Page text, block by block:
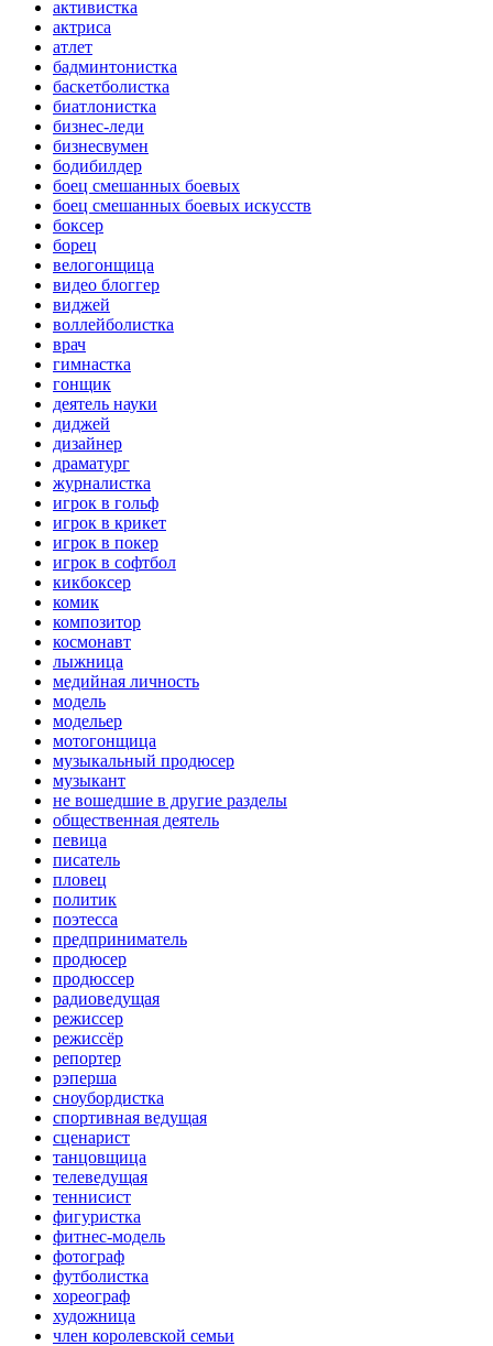
активистка
актриса
атлет
бадминтонистка
баскетболистка
биатлонистка
бизнес-леди
бизнесвумен
бодибилдер
боец смешанных боевых
боец смешанных боевых искусств
боксер
борец
велогонщица
видео блоггер
виджей
воллейболистка
врач
гимнастка
гонщик
деятель науки
диджей
дизайнер
драматург
журналистка
игрок в гольф
игрок в крикет
игрок в покер
игрок в софтбол
кикбоксер
комик
композитор
космонавт
лыжница
медийная личность
модель
модельер
мотогонщица
музыкальный продюсер
музыкант
не вошедшие в другие разделы
общественная деятель
певица
писатель
пловец
политик
поэтесса
предприниматель
продюсер
продюссер
радиоведущая
режиссер
режиссёр
репортер
рэперша
сноубордистка
спортивная ведущая
сценарист
танцовщица
телеведущая
теннисист
фигуристка
фитнес-модель
фотограф
футболистка
хореограф
художница
член королевской семьи